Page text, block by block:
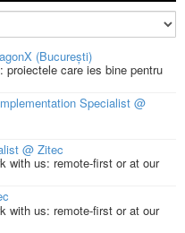
(București)
care ies bine pentru
Specialist @
@ Zitec
with us: remote-first or at our
with us: remote-first or at our